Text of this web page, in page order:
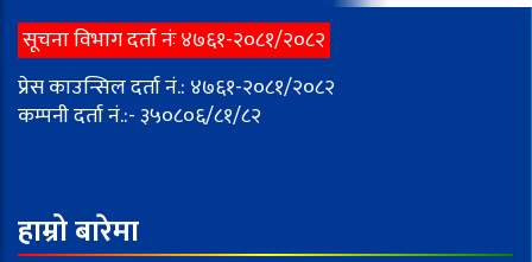
सूचना विभाग दर्ता नंः ४७६१-२०८१/२०८२
प्रेस काउन्सिल दर्ता नं.: ४७६१-२०८१/२०८२
कम्पनी दर्ता नं.:- ३५०८०६/८१/८२
हाम्रो बारेमा